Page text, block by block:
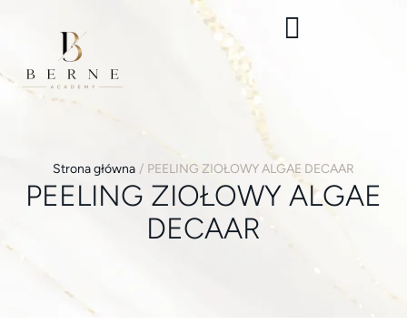
Strona główna / PEELING ZIOŁOWY ALGAE DECAAR
PEELING ZIOŁOWY ALGAE
DECAAR